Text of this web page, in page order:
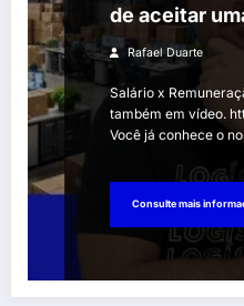
de aceitar
Rafael Duarte
Salário x
também em vídeo.
Você já conhece o
Consulte mais